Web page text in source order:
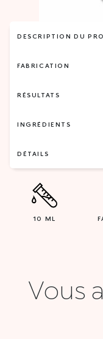
DESCRIPTION DU
FABRICATION
RÉSULTATS
INGRÉDIENTS
DÉTAILS
10 ML
Vous